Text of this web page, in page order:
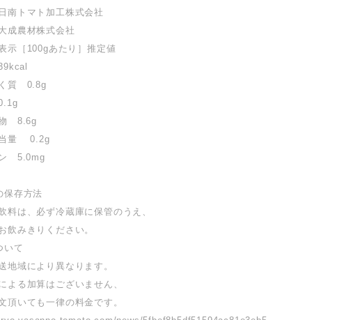
南トマト加工株式会社
成農材株式会社
示［100gあたり］推定値
く質 0.8g
物 8.6g
当量 0.2g
ン 5.0mg
保存方法
料は、必ず冷蔵庫に保管のうえ、
飲みきりください。
いて
地域により異なります。
よる加算はございません、
頂いても一律の料金です。